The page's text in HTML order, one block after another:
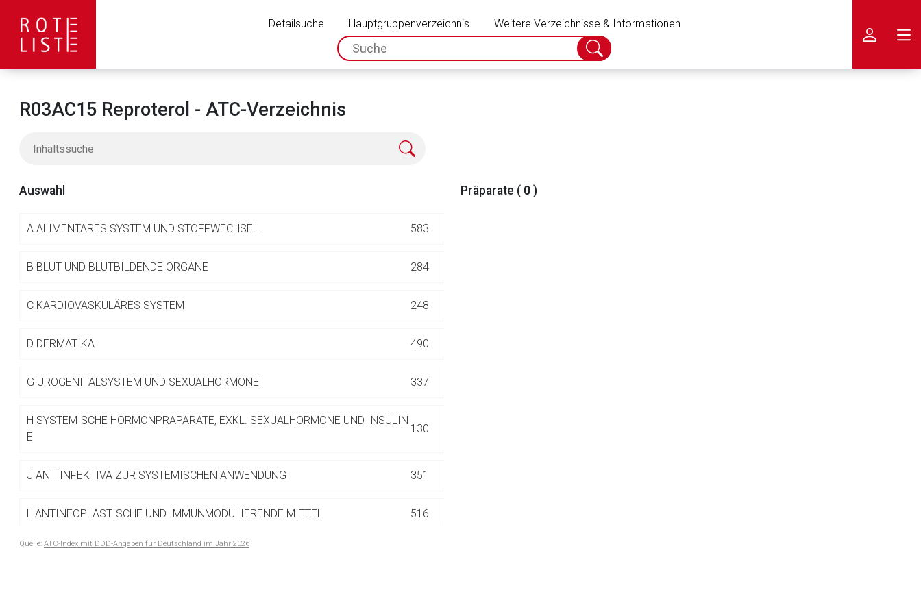
Detailsuche Hauptgruppenverzeichnis
Weitere Verzeichnisse & Informationen
spc.search.input.placeholder
Suche
abschicken
R03AC15 Reproterol - ATC-Verzeichnis
Auswahl
A ALIMENTÄRES SYSTEM UND STOFFWECHSEL 583
B BLUT UND BLUTBILDENDE ORGANE 284
C KARDIOVASKULÄRES SYSTEM 248
D DERMATIKA 490
G UROGENITALSYSTEM UND SEXUALHORMONE 337
H SYSTEMISCHE HORMONPRÄPARATE, EXKL. SEXUALHORMONE UND INSULIN
E
130
J ANTIINFEKTIVA ZUR SYSTEMISCHEN ANWENDUNG 351
L ANTINEOPLASTISCHE UND IMMUNMODULIERENDE MITTEL 516
MUSKEL- UND SKELETTSYSTEM
Quelle: ATC-Index mit DDD-Angaben für Deutschland im Jahr 2026
Präparate ( 0 )
Aufruf einer externen Seite
Der von Ihnen aufgerufene Link öffnet eine externe Web-Seite. Für die Inhalte der externen Web-Seite ist deren